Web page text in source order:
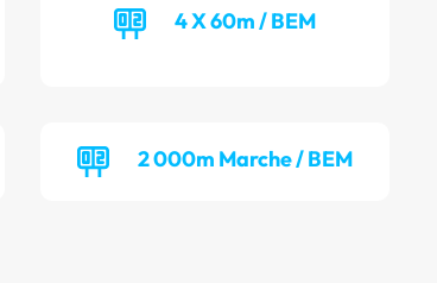
4 X 60m / BEM
2 000m Marche / BEM